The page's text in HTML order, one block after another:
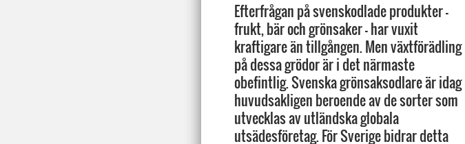
Efterfrågan på svenskodlade produkter –
frukt, bär och grönsaker - har vuxit
kraftigare än tillgången. Men växtförädling
på dessa grödor är i det närmaste
obefintlig. Svenska grönsaksodlare är idag
huvudsakligen beroende av de sorter som
utvecklas av utländska globala
utsädesföretag. För Sverige bidrar detta